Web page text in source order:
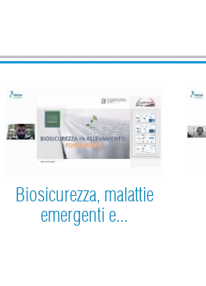
Biosicurezza, malattie
emergenti e...